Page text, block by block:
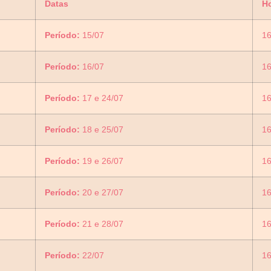
Datas
Período: 15/07
Período: 16/07
Período: 17 e 24/07
Período: 18 e 25/07
Período: 19 e 26/07
Período: 20 e 27/07
Período: 21 e 28/07
Período: 22/07